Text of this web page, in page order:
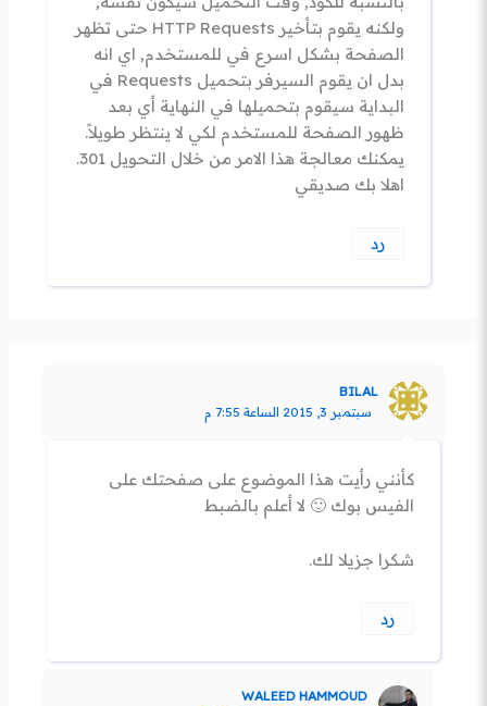
ولكنه يقوم بتأخير HTTP Requests حتى تظهر
الصفحة بشكل اسرع في للمستخدم, اي انه
بدل ان يقوم السيرفر بتحميل Requests في
البداية سيقوم بتحميلها في النهاية أي بعد
ظهور الصفحة للمستخدم لكي لا ينتظر طويلاً.
يمكنك معالجة هذا الامر من خلال التحويل 301.
اهلا بك صديقي
رد
BILAL
سبتمبر 3, 2015 الساعة 7:55 م
كأنني رأيت هذا الموضوع على صفحتك على
الفيس بوك 🙂 لا أعلم بالضبط
شكرا جزيلا لك.
رد
WALEED HAMMOUD